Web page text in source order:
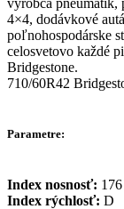
4×4, dodávkové
poľnohospodárske
celosvetovo každé
Bridgestone.
710/60R42
Parametre:
Index nosnosť: 176
Index rýchlosť: D